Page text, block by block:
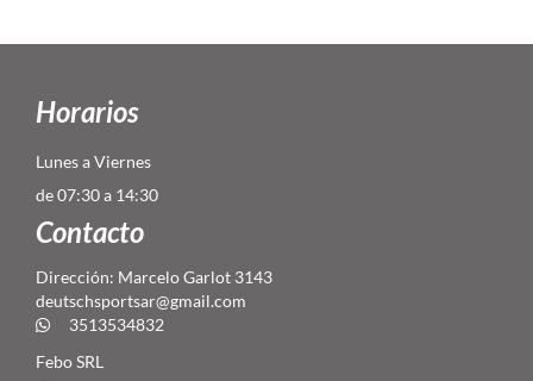
Horarios
Lunes a Viernes
de 07:30 a 14:30
Contacto
Dirección: Marcelo Garlot 3143
deutschsportsar@gmail.com
3513534832
Febo SRL